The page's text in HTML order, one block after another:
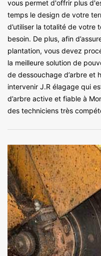
vous permet d'offrir plus
temps le design de votre
d’utiliser la totalité de votre
besoin. De plus, afin
plantation, vous devez
la meilleure solution de
de dessouchage d’arbre et
intervenir J.R élagage qui
d’arbre active et fiable à
des techniciens très